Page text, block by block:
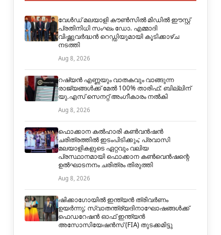
വേൾഡ് മലയാളി കൗൺസിൽ മിഡിൽ ഈസ്റ്റ്
പ്രതിനിധി സംഘം ഡോ. എമ്മാദി
വിഷ്ണുവർദ്ധൻ റെഡ്ഡിയുമായി കൂടിക്കാഴ്ച
നടത്തി
Aug 8, 2026
റഷ്യൻ എണ്ണയും വാതകവും വാങ്ങുന്ന
രാജ്യങ്ങൾക്ക് മേൽ 100% താരിഫ്: ബില്ലിന്
യു.എസ് സെനറ്റ് അംഗീകാരം നൽകി
Aug 8, 2026
ഫൊക്കാന കൽഹാരി കൺവൻഷൻ
ചരിത്രത്തിൽ ഇടംപിടിക്കും; പ്രവാസി
മലയാളികളുടെ ഏറ്റവും വലിയ
പ്രസ്ഥാനമായി ഫൊക്കാന കൺവെൻഷന്റെ
ഉൽഘാടനനം ചരിത്രം തിരുത്തി
Aug 8, 2026
ഷിക്കാഗോയിൽ ഇന്ത്യൻ ത്രിവർണം
ഉയർന്നു; സ്വാതന്ത്ര്യദിനാഘോഷങ്ങൾക്ക്
ഫെഡറേഷൻ ഓഫ് ഇന്ത്യൻ
അസോസിയേഷൻസ് (FIA) തുടക്കമിട്ടു